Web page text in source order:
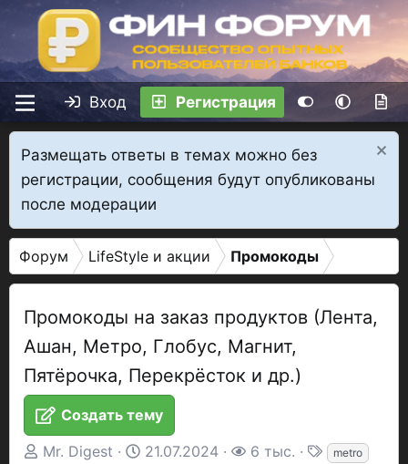
Вход Регистрация
Размещать ответы в темах можно без
регистрации, сообщения будут опубликованы
после модерации
Форум LifeStyle и акции Промокоды
Промокоды на заказ продуктов (Лента,
Ашан, Метро, Глобус, Магнит,
Пятёрочка, Перекрёсток и др.)
Создать тему
А
Mr. Digest
Д
21.07.2024
П
6 тыс.
Тmetro